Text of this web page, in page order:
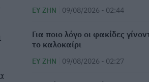
ΕΥ ΖΗΝ 09/08/2026 - 02:44
Για ποιο λόγο οι φακίδες
το καλοκαίρι
ΕΥ ΖΗΝ 09/08/2026 - 02:27